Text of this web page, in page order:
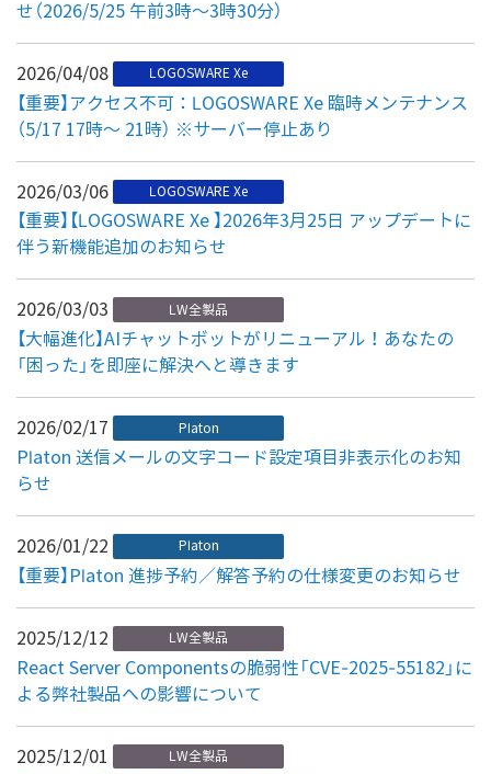
せ（2026/5/25 午前3時～3時30分）
2026/04/08 LOGOSWARE Xe
【重要】アクセス不可：LOGOSWARE Xe 臨時メンテナンス
（5/17 17時～ 21時） ※サーバー停止あり
2026/03/06 LOGOSWARE Xe
【重要】【LOGOSWARE Xe 】2026年3月25日 アップデートに
伴う新機能追加のお知らせ
2026/03/03 LW全製品
【大幅進化】AIチャットボットがリニューアル！あなたの
「困った」を即座に解決へと導きます
2026/02/17 Platon
Platon 送信メールの文字コード設定項目非表示化のお知
らせ
2026/01/22 Platon
【重要】Platon 進捗予約／解答予約の仕様変更のお知らせ
2025/12/12 LW全製品
React Server Componentsの脆弱性「CVE-2025-55182」に
よる弊社製品への影響について
2025/12/01 LW全製品